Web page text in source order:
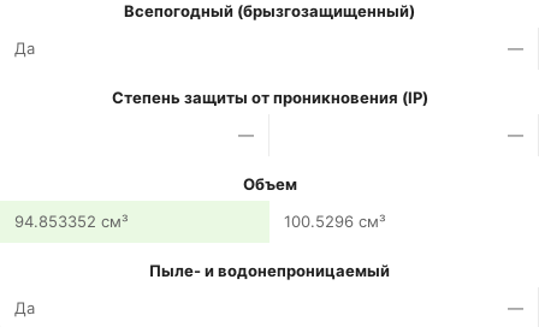
Всепогодный (брызгозащищенный)
Да
—
Степень защиты от проникновения (IP)
—
—
Объем
94.853352 см³
100.5296 см³
Пыле- и водонепроницаемый
Да
—